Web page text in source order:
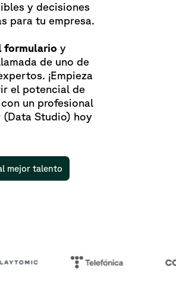
y decisiones
para tu empresa.
formulario y
de uno de
¡Empieza
el potencial de
un profesional
(Data Studio) hoy
mejor talento